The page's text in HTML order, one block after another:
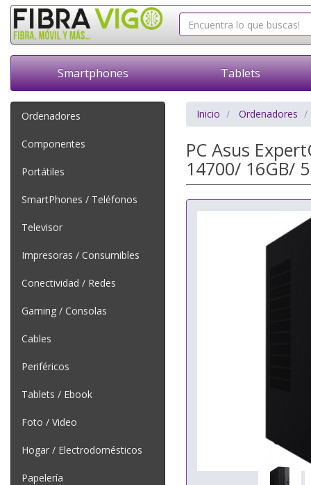
Smartphones Tablets
Ordenadores
Componentes
Portátiles
SmartPhones / Teléfonos
Televisor
Impresoras / Consumibles
Conectividad / Redes
Gaming / Consolas
Cables
Periféricos
Tablets / Ebook
Foto / Video
Hogar / Electrodomésticos
Papelería
Inicio Ordenadores
PC Asus
14700/ 16GB/